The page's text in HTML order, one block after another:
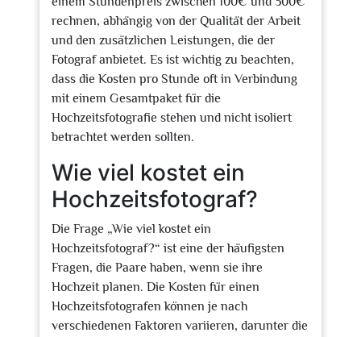
rechnen, abhängig von der Qualität der Arbeit
und den zusätzlichen Leistungen, die der
Fotograf anbietet. Es ist wichtig zu beachten,
dass die Kosten pro Stunde oft in Verbindung
mit einem Gesamtpaket für die
Hochzeitsfotografie stehen und nicht isoliert
betrachtet werden sollten.
Wie viel kostet ein
Hochzeitsfotograf?
Die Frage „Wie viel kostet ein
Hochzeitsfotograf?“ ist eine der häufigsten
Fragen, die Paare haben, wenn sie ihre
Hochzeit planen. Die Kosten für einen
Hochzeitsfotografen können je nach
verschiedenen Faktoren variieren, darunter die